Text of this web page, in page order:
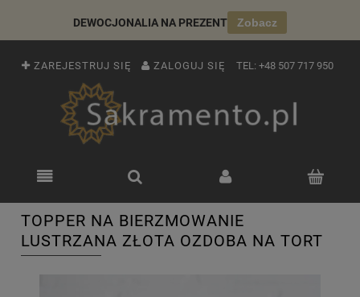
DEWOCJONALIA NA PREZENT Zobacz
ZAREJESTRUJ SIĘ ZALOGUJ SIĘ TEL: +48 507 717 950
TOPPER NA BIERZMOWANIE
LUSTRZANA ZŁOTA OZDOBA NA TORT